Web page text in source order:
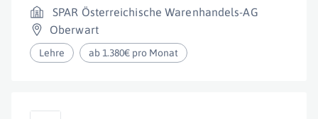
SPAR Österreichische Warenhandels-AG
Oberwart
Lehre ab 1.380€ pro Monat